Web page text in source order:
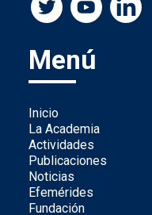
Menú
Inicio
La Academia
Actividades
Publicaciones
Noticias
Efemérides
Fundación